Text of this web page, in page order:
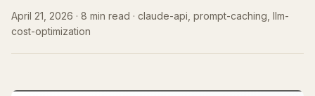
April 21, 2026 · 8 min read · claude-api, prompt-caching, llm-
cost-optimization